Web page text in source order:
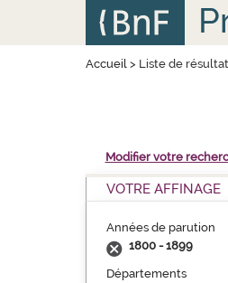
Accueil> Liste de
Modifier votre
VOTRE AFFINAGE
Années de parution
1800 - 1899
Départements
Panneau de gestion des cookies